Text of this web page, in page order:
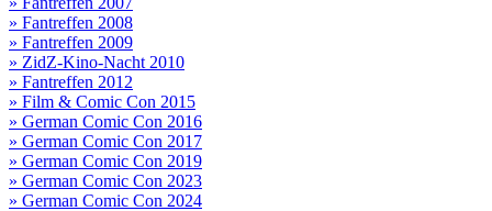
» Fantreffen 2008
» Fantreffen 2009
» ZidZ-Kino-Nacht 2010
» Fantreffen 2012
» Film & Comic Con 2015
» German Comic Con 2016
» German Comic Con 2017
» German Comic Con 2019
» German Comic Con 2023
» German Comic Con 2024